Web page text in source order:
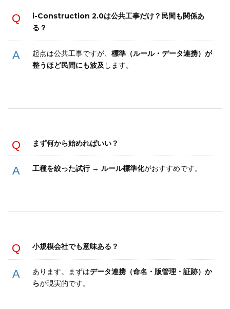
i-Construction 2.0は公共工事だけ？民間も関係あ
る？
起点は公共工事ですが、 標準（ルール・データ連携）が
整うほど民間にも波及 します。
まず何から始めればいい？
工種を絞った試行 → ルール標準化がおすすめです。
小規模会社でも意味ある？
あります。まずはデータ連携（命名・版管理・証跡）か
らが現実的です。